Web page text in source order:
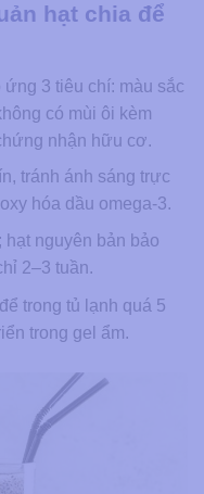
hạt chia để
3 tiêu chí: màu sắc
có mùi ôi kèm
nhận hữu cơ.
tránh ánh sáng trực
hóa dầu omega-3.
nguyên bản bảo
2–3 tuần.
trong tủ lạnh quá 5
trong gel ẩm.